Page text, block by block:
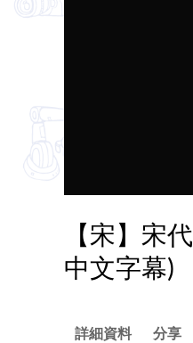
【宋】宋
中文字幕)
詳細資料 分享